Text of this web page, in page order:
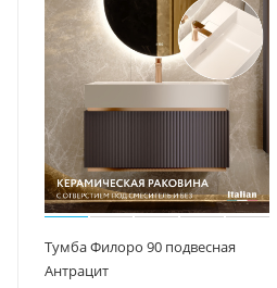
Тумба Филоро 90 подвесная
Антрацит